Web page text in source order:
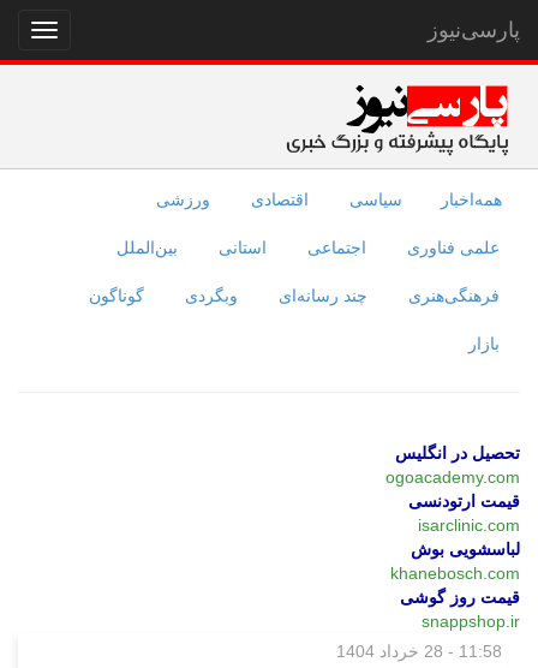
نمایش
منو
پارسی‌نیوز
همه‌اخبار سیاسی اقتصادی ورزشی
علمی فناوری اجتماعی استانی بین‌الملل
فرهنگی‌هنری چند رسانه‌ای وبگردی گوناگون
بازار
تحصیل در انگلیس
ogoacademy.com
قیمت ارتودنسی
isarclinic.com
لباسشویی بوش
khanebosch.com
قیمت روز گوشی
snappshop.ir
11:58 - 28 خرداد 1404